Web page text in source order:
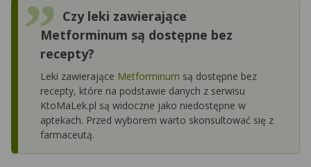
Czy leki zawierające
Metforminum są dostępne bez
recepty?
Leki zawierające Metforminum są dostępne bez
recepty, które na podstawie danych z serwisu
KtoMaLek.pl są widoczne jako niedostępne w
aptekach. Przed wyborem warto skonsultować się z
farmaceutą.